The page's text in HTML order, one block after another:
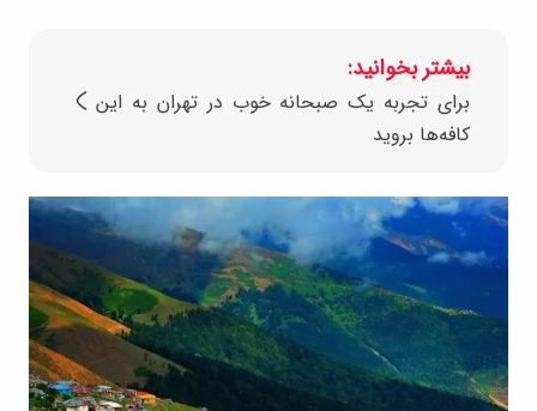
بیشتر بخوانید:
برای تجربه یک صبحانه خوب در تهران به این
کافه‌ها بروید